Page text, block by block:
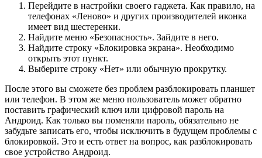
Перейдите в настройки своего гаджета. Как правило, на
телефонах «Леново» и других производителей иконка
имеет вид шестеренки.
Найдите меню «Безопасность». Зайдите в него.
Найдите строку «Блокировка экрана». Необходимо
открыть этот пункт.
Выберите строку «Нет» или обычную прокрутку.
После этого вы сможете без проблем разблокировать планшет
или телефон. В этом же меню пользователь может обратно
поставить графический ключ или цифровой пароль на
Андроид. Как только вы поменяли пароль, обязательно не
забудьте записать его, чтобы исключить в будущем проблемы с
блокировкой. Это и есть ответ на вопрос, как разблокировать
свое устройство Андроид.